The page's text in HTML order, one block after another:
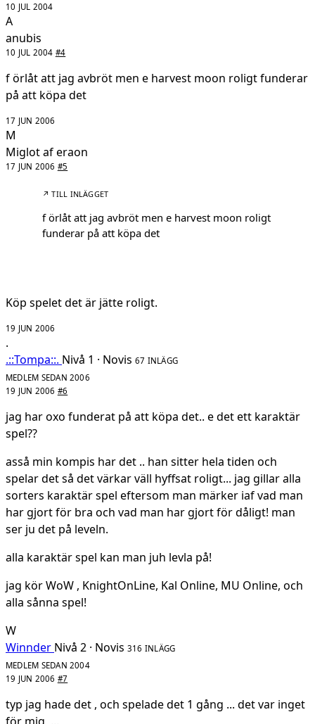
10 JUL 2004
A
anubis
10 JUL 2004 #4
f örlåt att jag avbröt men e harvest moon roligt funderar
på att köpa det
17 JUN 2006
M
Miglot af eraon
17 JUN 2006 #5
↗ TILL INLÄGGET
f örlåt att jag avbröt men e harvest moon roligt
funderar på att köpa det
Köp spelet det är jätte roligt.
19 JUN 2006
.
.::Tompa::. Nivå 1 · Novis 67 INLÄGG
MEDLEM SEDAN 2006
19 JUN 2006 #6
jag har oxo funderat på att köpa det.. e det ett karaktär
spel??
asså min kompis har det .. han sitter hela tiden och
spelar det så det värkar väll hyffsat roligt... jag gillar alla
sorters karaktär spel eftersom man märker iaf vad man
har gjort för bra och vad man har gjort för dåligt! man
ser ju det på leveln.
alla karaktär spel kan man juh levla på!
jag kör WoW , KnightOnLine, Kal Online, MU Online, och
alla sånna spel!
W
Winnder Nivå 2 · Novis 316 INLÄGG
MEDLEM SEDAN 2004
19 JUN 2006 #7
typ jag hade det , och spelade det 1 gång ... det var inget